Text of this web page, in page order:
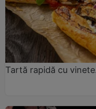
Tartă rapidă cu